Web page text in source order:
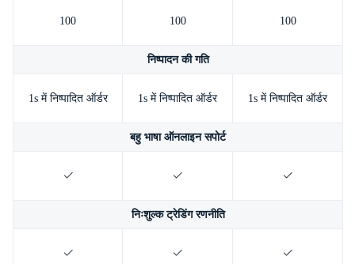
100 100 100
निष्पादन की गति
1s में निष्पादित ऑर्डर 1s में निष्पादित ऑर्डर 1s में निष्पादित ऑर्डर
बहु भाषा ऑनलाइन सपोर्ट
निःशुल्क ट्रेडिंग रणनीति